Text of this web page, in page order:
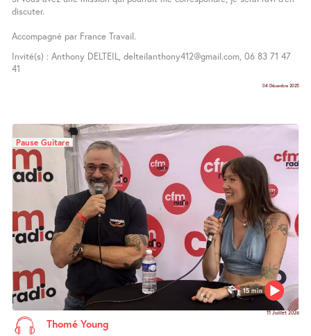
discuter.
Accompagné par France Travail.
Invité(s) : Anthony DELTEIL, delteilanthony412@gmail.com, 06 83 71 47
41
04 Décembre 2025
15 min
Pause Guitare
11 Juillet 2026
Thomé Young